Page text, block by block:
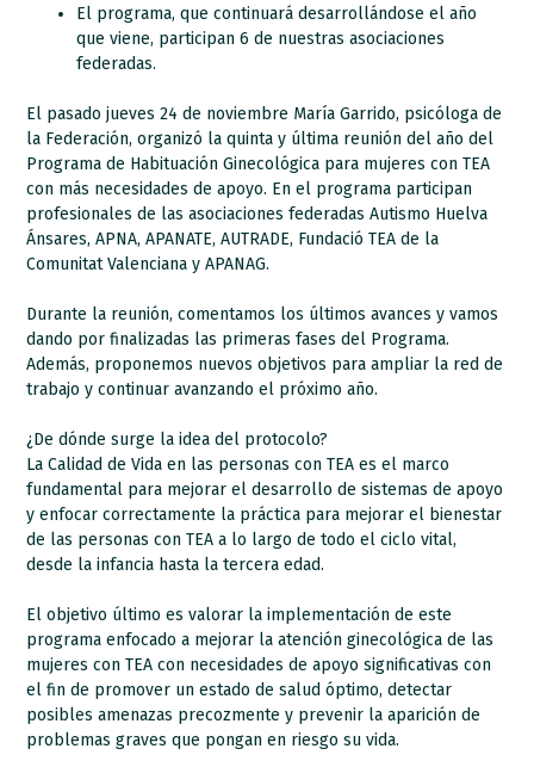
El programa, que continuará desarrollándose el año
que viene, participan 6 de nuestras asociaciones
federadas.
El pasado jueves 24 de noviembre María Garrido, psicóloga de
la Federación, organizó la quinta y última reunión del año del
Programa de Habituación Ginecológica para mujeres con TEA
con más necesidades de apoyo. En el programa participan
profesionales de las asociaciones federadas Autismo Huelva
Ánsares, APNA, APANATE, AUTRADE, Fundació TEA de la
Comunitat Valenciana y APANAG.
Durante la reunión, comentamos los últimos avances y vamos
dando por finalizadas las primeras fases del Programa.
Además, proponemos nuevos objetivos para ampliar la red de
trabajo y continuar avanzando el próximo año.
¿De dónde surge la idea del protocolo?
La Calidad de Vida en las personas con TEA es el marco
fundamental para mejorar el desarrollo de sistemas de apoyo
y enfocar correctamente la práctica para mejorar el bienestar
de las personas con TEA a lo largo de todo el ciclo vital,
desde la infancia hasta la tercera edad.
El objetivo último es valorar la implementación de este
programa enfocado a mejorar la atención ginecológica de las
mujeres con TEA con necesidades de apoyo significativas con
el fin de promover un estado de salud óptimo, detectar
posibles amenazas precozmente y prevenir la aparición de
problemas graves que pongan en riesgo su vida.